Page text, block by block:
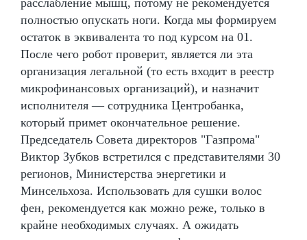
полностью опускать ноги. Когда мы формируем
остаток в эквивалента то под курсом на 01.
После чего робот проверит, является ли эта
организация легальной (то есть входит в реестр
микрофинансовых организаций), и назначит
исполнителя — сотрудника Центробанка,
который примет окончательное решение.
Председатель Совета директоров "Газпрома"
Виктор Зубков встретился с представителями 30
регионов, Министерства энергетики и
Минсельхоза. Использовать для сушки волос
фен, рекомендуется как можно реже, только в
крайне необходимых случаях. А ожидать